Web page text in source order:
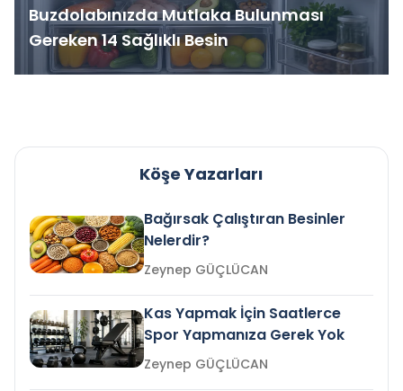
Buzdolabınızda Mutlaka Bulunması
Gereken 14 Sağlıklı Besin
Köşe Yazarları
Bağırsak Çalıştıran Besinler
Nelerdir?
Zeynep GÜÇLÜCAN
Kas Yapmak İçin Saatlerce
Spor Yapmanıza Gerek Yok
Zeynep GÜÇLÜCAN